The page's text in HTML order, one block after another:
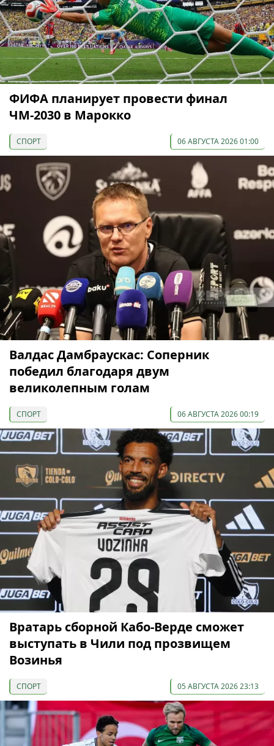
ФИФА планирует провести финал
ЧМ-2030 в Марокко
СПОРТ 06 АВГУСТА 2026 01:00
Валдас Дамбраускас: Соперник
победил благодаря двум
великолепным голам
СПОРТ 06 АВГУСТА 2026 00:19
Вратарь сборной Кабо-Верде сможет
выступать в Чили под прозвищем
Возинья
СПОРТ 05 АВГУСТА 2026 23:13